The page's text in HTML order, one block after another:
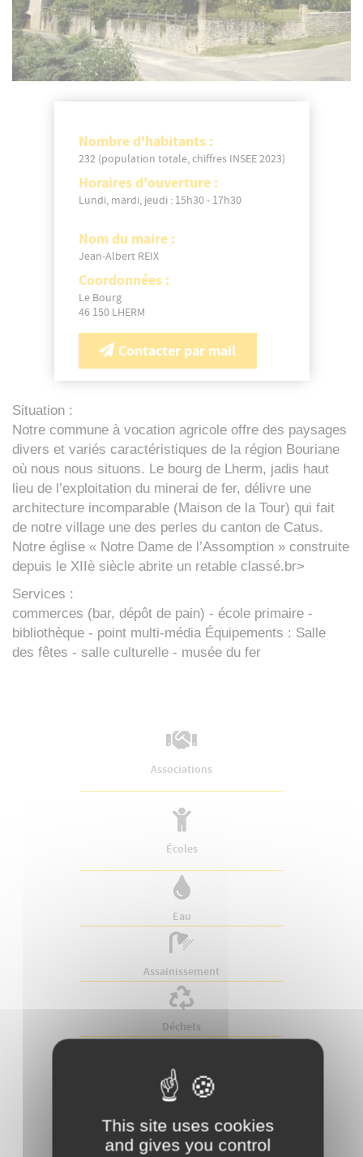
Nombre d'habitants :
232 (population totale, chiffres INSEE 2023)
Horaires d'ouverture :
Lundi, mardi, jeudi : 15h30 - 17h30
Nom du maire :
Jean-Albert REIX
Coordonnées :
Le Bourg
46 150 LHERM
Contacter par mail
Situation :
Notre commune à vocation agricole offre des paysages
divers et variés caractéristiques de la région Bouriane
où nous nous situons. Le bourg de Lherm, jadis haut
lieu de l’exploitation du minerai de fer, délivre une
architecture incomparable (Maison de la Tour) qui fait
de notre village une des perles du canton de Catus.
Notre église « Notre Dame de l’Assomption » construite
depuis le XIIè siècle abrite un retable classé.br>
Services :
commerces (bar, dépôt de pain) - école primaire -
bibliothèque - point multi-média Équipements : Salle
des fêtes - salle culturelle - musée du fer
Associations
Écoles
Eau
Assainissement
Déchets
Documents d'urbanisme
Agenda
This site uses cookies
and gives you control